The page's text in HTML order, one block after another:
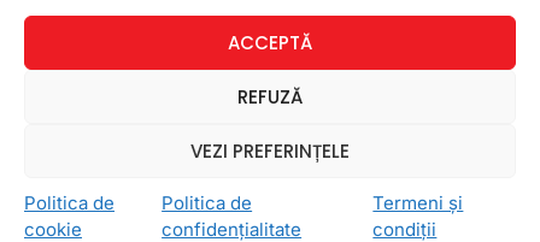
ACCEPTĂ
REFUZĂ
VEZI PREFERINȚELE
Politica de
cookie
Politica de
confidențialitate
Termeni și
condiții
Învaţă zâmbind. Vrem să realizăm asta
Locații
FollowMe Dr. Taberei